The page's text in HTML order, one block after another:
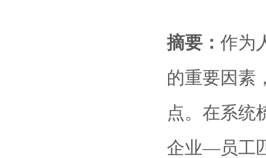
摘要： 作为
的重要因素
点。在系统
企业—员工